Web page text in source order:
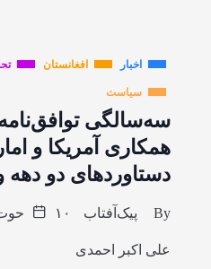
اخبار افغانستان
سیاست
سه‌سالگی توافق‌نامه
همکاری آمریکا و
دستاوردهای دو
By پیک‌آفتاب ۱۰ حوت ۱۴۰۱
علی اکبر احمدی